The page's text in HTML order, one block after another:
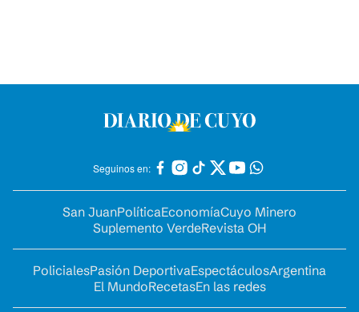
Seguinos en:
San JuanPolíticaEconomíaCuyo Minero
Suplemento VerdeRevista OH
PolicialesPasión DeportivaEspectáculosArgentina
El MundoRecetasEn las redes